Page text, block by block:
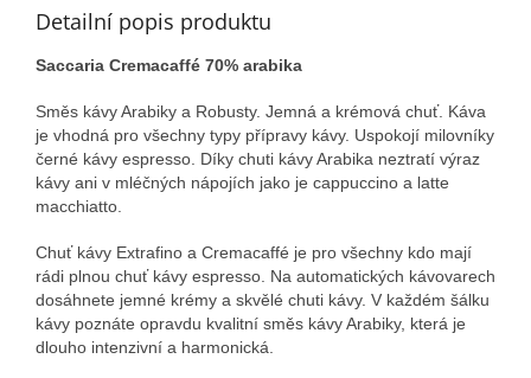
Detailní popis produktu
Saccaria Cremacaffé 70% arabika
Směs kávy Arabiky a Robusty. Jemná a krémová chuť. Káva
je vhodná pro všechny typy přípravy kávy. Uspokojí milovníky
černé kávy espresso. Díky chuti kávy Arabika neztratí výraz
kávy ani v mléčných nápojích jako je cappuccino a latte
macchiatto.
Chuť kávy Extrafino a Cremacaffé je pro všechny kdo mají
rádi plnou chuť kávy espresso. Na automatických kávovarech
dosáhnete jemné krémy a skvělé chuti kávy. V každém šálku
kávy poznáte opravdu kvalitní směs kávy Arabiky, která je
dlouho intenzivní a harmonická.